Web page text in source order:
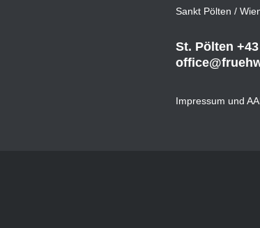
Sankt Pölten /
St. Pölten
Impressum und